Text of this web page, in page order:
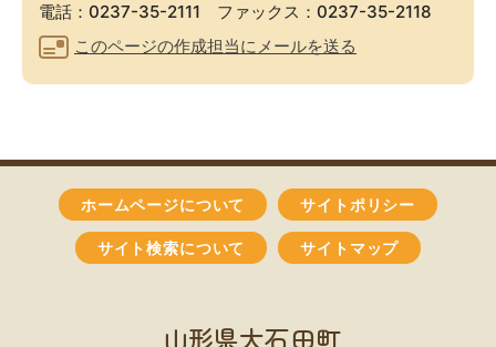
電話：0237-35-2111 ファックス：0237-35-2118
このページの作成担当にメールを送る
ホームページについて サイトポリシー
サイト検索について サイトマップ
山形県大石田町